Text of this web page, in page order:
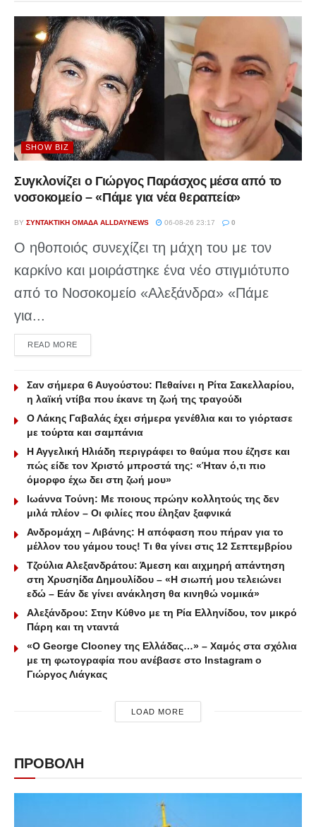
SHOW BIZ
Συγκλονίζει ο Γιώργος Παράσχος μέσα από το
νοσοκομείο – «Πάμε για νέα θεραπεία»
BY ΣΥΝΤΑΚΤΙΚΉ ΟΜΆΔΑ ALLDAYNEWS 06-08-26 23:17 0
Ο ηθοποιός συνεχίζει τη μάχη του με τον
καρκίνο και μοιράστηκε ένα νέο στιγμιότυπο
από το Νοσοκομείο «Αλεξάνδρα» «Πάμε
για...
READ MOREDETAILS
Σαν σήμερα 6 Αυγούστου: Πεθαίνει η Ρίτα Σακελλαρίου,
η λαϊκή ντίβα που έκανε τη ζωή της τραγούδι
Ο Λάκης Γαβαλάς έχει σήμερα γενέθλια και το γιόρτασε
με τούρτα και σαμπάνια
Η Αγγελική Ηλιάδη περιγράφει το θαύμα που έζησε και
πώς είδε τον Χριστό μπροστά της: «Ήταν ό,τι πιο
όμορφο έχω δει στη ζωή μου»
Ιωάννα Τούνη: Με ποιους πρώην κολλητούς της δεν
μιλά πλέον – Οι φιλίες που έληξαν ξαφνικά
Ανδρομάχη – Λιβάνης: Η απόφαση που πήραν για το
μέλλον του γάμου τους! Τι θα γίνει στις 12 Σεπτεμβρίου
Τζούλια Αλεξανδράτου: Άμεση και αιχμηρή απάντηση
στη Χρυσηίδα Δημουλίδου – «Η σιωπή μου τελειώνει
εδώ – Εάν δε γίνει ανάκληση θα κινηθώ νομικά»
Αλεξάνδρου: Στην Κύθνο με τη Ρία Ελληνίδου, τον μικρό
Πάρη και τη νταντά
«Ο George Clooney της Ελλάδας…» – Χαμός στα σχόλια
με τη φωτογραφία που ανέβασε στο Instagram ο
Γιώργος Λιάγκας
LOAD MORE
ΠΡΟΒΟΛΗ